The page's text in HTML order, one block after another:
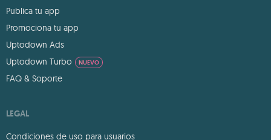
Publica tu app
Promociona tu app
Uptodown Ads
Uptodown Turbo
NUEVO
FAQ & Soporte
LEGAL
Condiciones de uso para usuarios